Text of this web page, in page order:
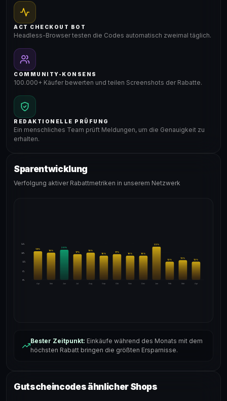
ACT CHECKOUT BOT
Headless-Browser testen die Codes automatisch zweimal täglich.
COMMUNITY-KONSENS
100.000+ Käufer bewerten und teilen Screenshots der Rabatte.
REDAKTIONELLE PRÜFUNG
Ein menschliches Team prüft Meldungen, um die Genauigkeit zu
erhalten.
Sparentwicklung
Verfolgung aktiver Rabattmetriken in unserem Netzwerk
24%
18%
12%
6%
0%
Apr
19%
Mai
18%
Jun
20%
Jul
17%
Aug
18%
Sep
16%
Okt
17%
Nov
16%
Dez
16%
Jan
22%
Feb
12%
Mär
13%
Apr
12%
Bester Zeitpunkt: Einkäufe während des Monats mit dem
höchsten Rabatt bringen die größten Ersparnisse.
Gutscheincodes ähnlicher Shops